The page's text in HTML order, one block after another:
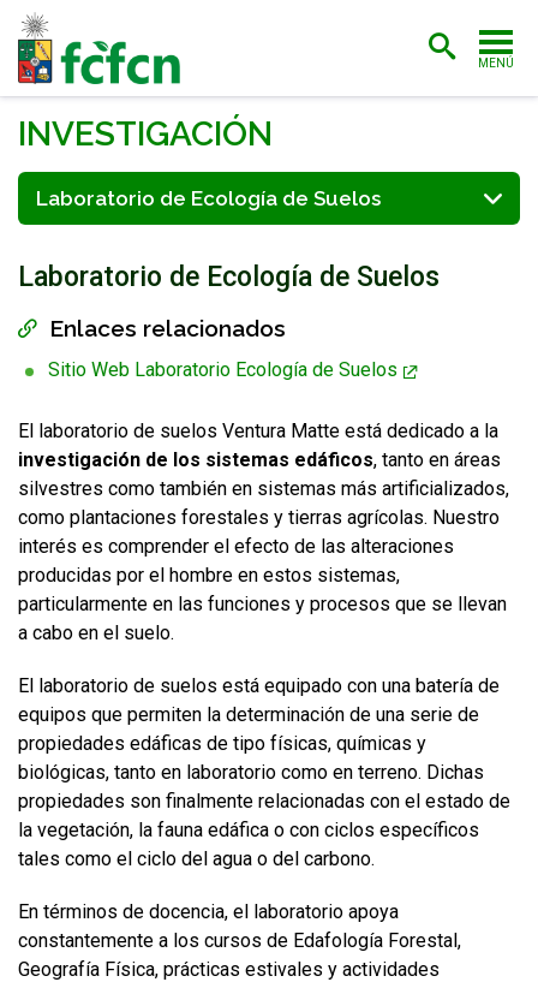
MENÚ
PORTADA
ADMISIÓN
CARRERAS
POSTGRADO
INVESTIGACIÓN
EXTENSIÓN
BIBLIOTECA
FACULTAD
ESTUDIANTES ACADÉMICAS/OS
FUNCIONARIAS/OS EGRESADAS/OS
INVESTIGACIÓN
Laboratorio de Ecología de Suelos
Laboratorio de Ecología de Suelos
Enlaces relacionados
Sitio Web Laboratorio Ecología de Suelos
El laboratorio de suelos Ventura Matte está dedicado a la
investigación de los sistemas edáficos, tanto en áreas
silvestres como también en sistemas más artificializados,
como plantaciones forestales y tierras agrícolas. Nuestro
interés es comprender el efecto de las alteraciones
producidas por el hombre en estos sistemas,
particularmente en las funciones y procesos que se llevan
a cabo en el suelo.
El laboratorio de suelos está equipado con una batería de
equipos que permiten la determinación de una serie de
propiedades edáficas de tipo físicas, químicas y
biológicas, tanto en laboratorio como en terreno. Dichas
propiedades son finalmente relacionadas con el estado de
la vegetación, la fauna edáfica o con ciclos específicos
tales como el ciclo del agua o del carbono.
En términos de docencia, el laboratorio apoya
constantemente a los cursos de Edafología Forestal,
Geografía Física, prácticas estivales y actividades